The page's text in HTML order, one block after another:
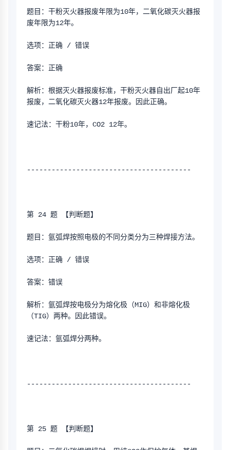
题目：干粉灭火器报废年限为10年，二氧化碳灭火器报
废年限为12年。
选项：正确 / 错误
答案：正确
解析：根据灭火器报废标准，干粉灭火器自出厂起10年
报废，二氧化碳灭火器12年报废。因此正确。
速记法：干粉10年，CO2 12年。
----------------------------------------
第 24 题 【判断题】
题目：氩弧焊按照电极的不同分类分为三种焊接方法。
选项：正确 / 错误
答案：错误
解析：氩弧焊按电极分为熔化极（MIG）和非熔化极
（TIG）两种。因此错误。
速记法：氩弧焊分两种。
----------------------------------------
第 25 题 【判断题】